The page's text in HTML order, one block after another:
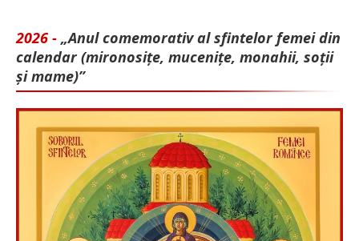
2026 - „Anul comemorativ al sfintelor femei din
calendar (mironosițe, mu­cenițe, monahii, soții
și mame)”